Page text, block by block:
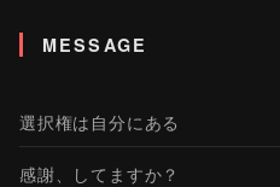
MESSAGE
選択権は自分にある
感謝、してますか？